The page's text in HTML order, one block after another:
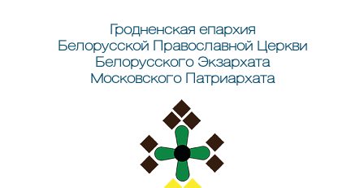
Гродненская епархия
Белорусской Православной Церкви
Белорусского Экзархата
Московского Патриархата